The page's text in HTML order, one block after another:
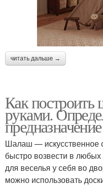
читать дальше →
Как
руками.
предназначение
Шалаш — искусственное
быстро возвести в
для веселья у себя во
можно использовать